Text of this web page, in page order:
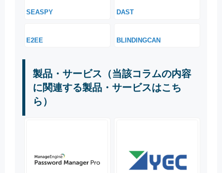
SEASPY DAST
E2EE BLINDINGCAN
製品・サービス（当該コラムの内容
に関連する製品・サービスはこち
ら）